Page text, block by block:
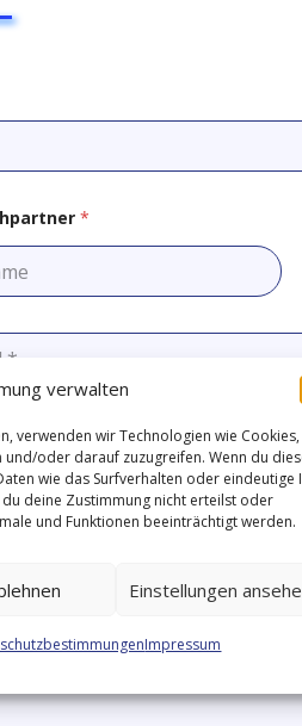
verwalten
verwenden wir Technologien wie Cookies,
oder darauf zuzugreifen. Wenn du
wie das Surfverhalten oder eindeutige
deine Zustimmung nicht erteilst oder
und Funktionen beeinträchtigt werden.
Einstellungen
Impressum
*